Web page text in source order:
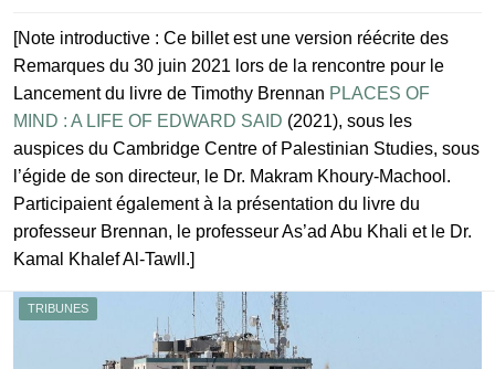
[Note introductive : Ce billet est une version réécrite des
Remarques du 30 juin 2021 lors de la rencontre pour le
Lancement du livre de Timothy Brennan PLACES OF
MIND : A LIFE OF EDWARD SAID (2021), sous les
auspices du Cambridge Centre of Palestinian Studies, sous
l’égide de son directeur, le Dr. Makram Khoury-Machool.
Participaient également à la présentation du livre du
professeur Brennan, le professeur As’ad Abu Khali et le Dr.
Kamal Khalef Al-Tawll.]
TRIBUNES